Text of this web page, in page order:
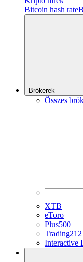
Bitcoin hash rate
Brókerek
Összes
XTB
eToro
Plus500
Trading212
Interactive